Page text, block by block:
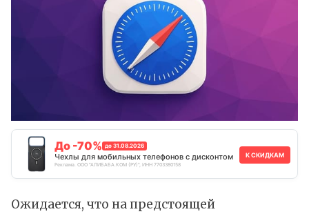
До -70% до 31.08.2026
Чехлы для мобильных телефонов с дисконтом
Реклама. ООО "АЛИБАБА.КОМ (РУ)", ИНН 7703380158
К СКИДКАМ
Ожидается, что на предстоящей